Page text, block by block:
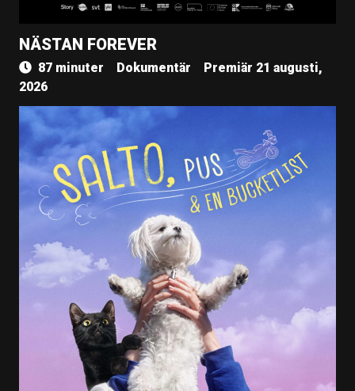
NÄSTAN FOREVER
87 minuter Dokumentär
Premiär 21 augusti,
2026